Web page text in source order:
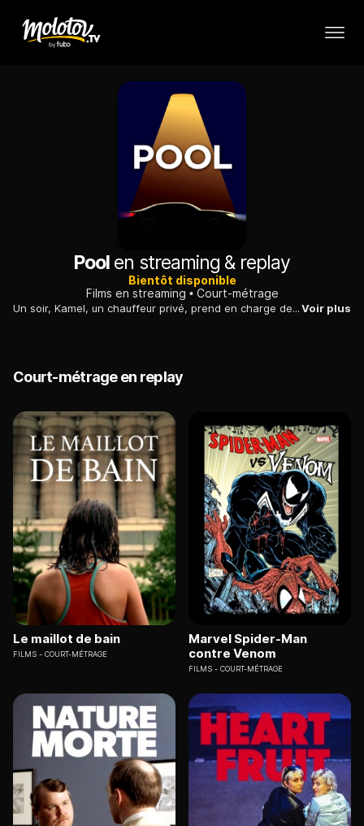
Pool en streaming & replay
Bientôt disponible
Films en streaming
Court-métrage
Un soir, Kamel, un chauffeur privé, prend en charge deux passagers qui l'ont contacté via Internet. Leur course va se révéler pleine de surprises.Voir plus
Court-métrage en replay
Le maillot de bain
FILMS COURT-MÉTRAGE
Marvel Spider-Man
contre Venom
FILMS COURT-MÉTRAGE